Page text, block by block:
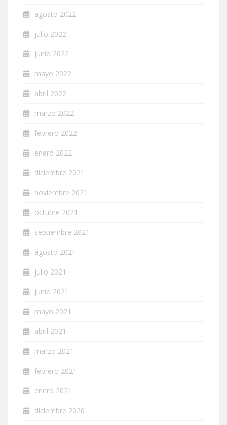
agosto 2022
julio 2022
junio 2022
mayo 2022
abril 2022
marzo 2022
febrero 2022
enero 2022
diciembre 2021
noviembre 2021
octubre 2021
septiembre 2021
agosto 2021
julio 2021
junio 2021
mayo 2021
abril 2021
marzo 2021
febrero 2021
enero 2021
diciembre 2020